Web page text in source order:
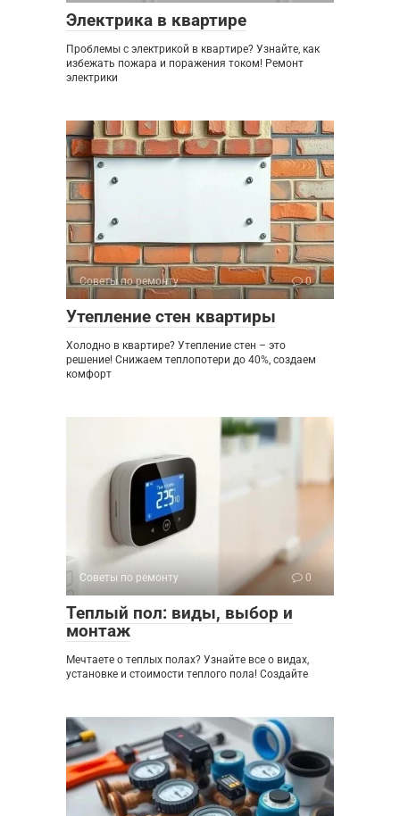
Электрика в квартире
Проблемы с электрикой в квартире? Узнайте, как
избежать пожара и поражения током! Ремонт
электрики
Советы по ремонту 0
Утепление стен квартиры
Холодно в квартире? Утепление стен – это
решение! Снижаем теплопотери до 40%, создаем
комфорт
Советы по ремонту 0
Теплый пол: виды, выбор и
монтаж
Мечтаете о теплых полах? Узнайте все о видах,
установке и стоимости теплого пола! Создайте